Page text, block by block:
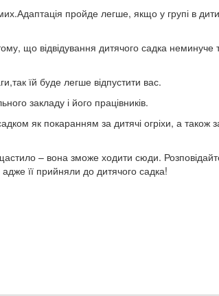
пройде легше, якщо у групі в
що відвідування дитячого садка неминуче
їй буде легше відпустити вас.
закладу і його працівників.
як покаранням за дитячі огріхи, а також
– вона зможе ходити сюди.
її прийняли до дитячого садка!